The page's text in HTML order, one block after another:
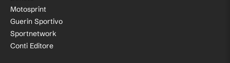
Motosprint
Guerin Sportivo
Sportnetwork
Conti Editore